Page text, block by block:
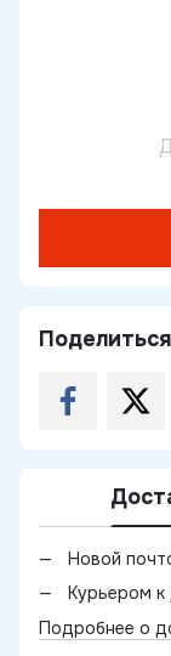
Новой
Курьером к
Подробнее о